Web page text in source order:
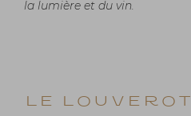
la lumière et du vin.
Le Louverot